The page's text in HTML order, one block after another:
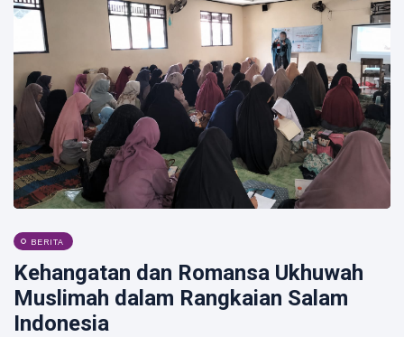
BERITA
Kehangatan dan Romansa Ukhuwah
Muslimah dalam Rangkaian Salam
Indonesia